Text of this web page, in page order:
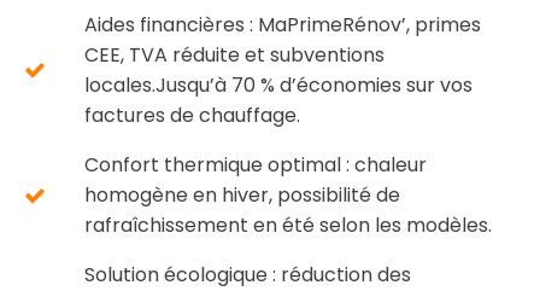
Aides financières : MaPrimeRénov’, primes
CEE, TVA réduite et subventions
locales.Jusqu’à 70 % d’économies sur vos
factures de chauffage.
Confort thermique optimal : chaleur
homogène en hiver, possibilité de
rafraîchissement en été selon les modèles.
Solution écologique : réduction des